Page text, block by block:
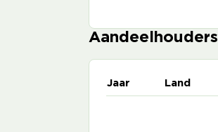
Aandeelhouders
Jaar Land